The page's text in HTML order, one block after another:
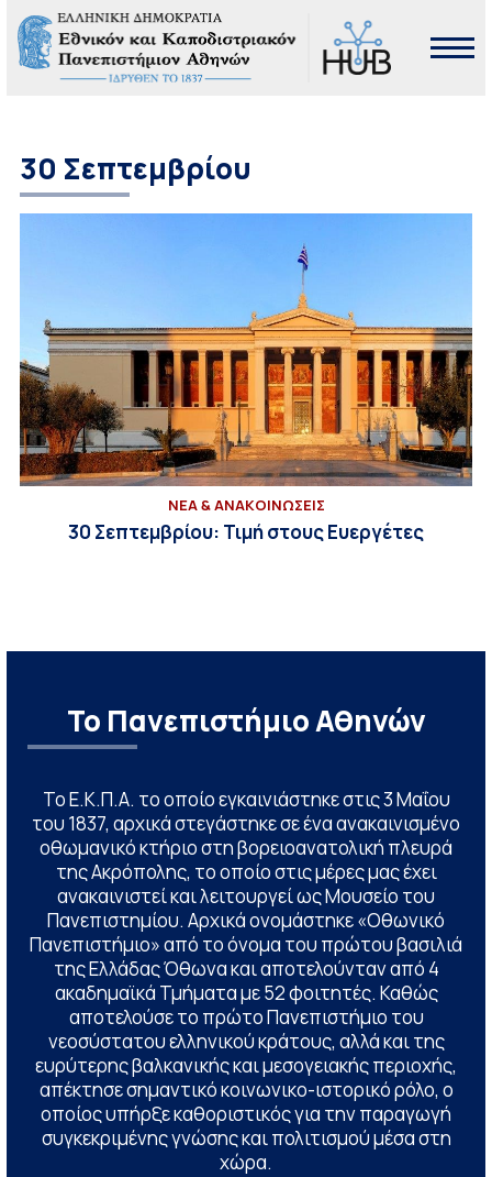
30 Σεπτεμβρίου
ΝΕΑ & ΑΝΑΚΟΙΝΩΣΕΙΣ
30 Σεπτεμβρίου: Τιμή στους Ευεργέτες
Το Πανεπιστήμιο Αθηνών
Το Ε.Κ.Π.Α. το οποίο εγκαινιάστηκε στις 3 Μαΐου
του 1837, αρχικά στεγάστηκε σε ένα ανακαινισμένο
οθωμανικό κτήριο στη βορειοανατολική πλευρά
της Ακρόπολης, το οποίο στις μέρες μας έχει
ανακαινιστεί και λειτουργεί ως Μουσείο του
Πανεπιστημίου. Αρχικά ονομάστηκε «Οθωνικό
Πανεπιστήμιο» από το όνομα του πρώτου βασιλιά
της Ελλάδας Όθωνα και αποτελούνταν από 4
ακαδημαϊκά Τμήματα με 52 φοιτητές. Καθώς
αποτελούσε το πρώτο Πανεπιστήμιο του
νεοσύστατου ελληνικού κράτους, αλλά και της
ευρύτερης βαλκανικής και μεσογειακής περιοχής,
απέκτησε σημαντικό κοινωνικο-ιστορικό ρόλο, ο
οποίος υπήρξε καθοριστικός για την παραγωγή
συγκεκριμένης γνώσης και πολιτισμού μέσα στη
χώρα.